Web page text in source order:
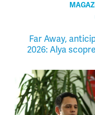
Far Away,
2026: Alya